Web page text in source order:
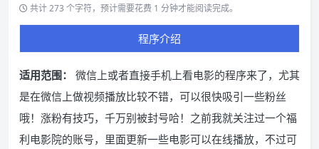
共计 273 个字符，预计需要花费 1 分钟才能阅读完成。
程序介绍
适用范围：
微信上或者直接手机上看电影的程序来了，尤其
是在微信上做视频播放比较不错，可以很快吸引一些粉丝
哦！涨粉有技巧，千万别被封号哈！之前我就关注过一个福
利电影院的账号，里面更新一些电影可以在线播放，不过可